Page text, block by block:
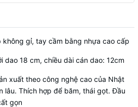
không gỉ, tay cầm bằng nhựa cao cấp
dao 18 cm, chiều dài cán dao: 12cm
xuất theo công nghệ cao của Nhật
lâu. Thích hợp để băm, thái gọt. Đầu
gọn